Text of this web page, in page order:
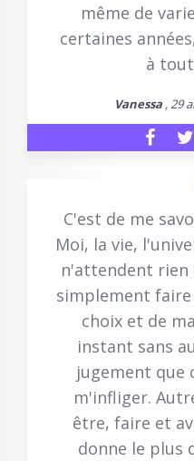
même de
certaines
à
Vanessa , 29
C'est de me
Moi, la vie,
n'attendent rien
simplement faire
choix et de
instant sans
jugement que
m'infliger.
être, faire et
donne le plus